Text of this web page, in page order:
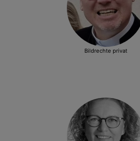
Bildrechte privat